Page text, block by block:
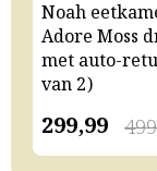
Noah
Adore Moss
met auto-
van 2)
299,99